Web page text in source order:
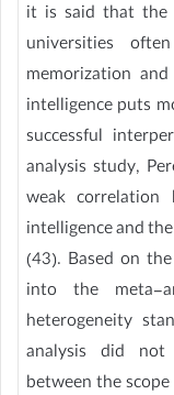
it is said that the
universities
memorization
intelligence puts
successful
analysis study,
weak
intelligence and
(43). Based on
into the meta-
heterogeneity
analysis did not
between the